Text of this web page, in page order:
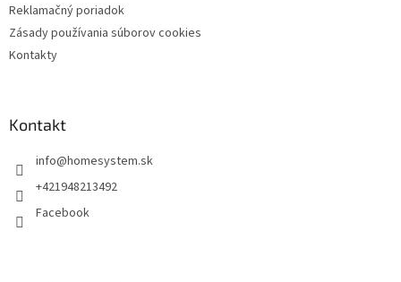
Reklamačný poriadok
Zásady používania súborov cookies
Kontakty
Kontakt
info@homesystem.sk
+421948213492
Facebook